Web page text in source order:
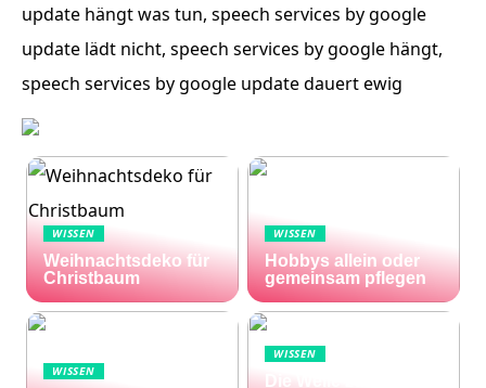
update hängt was tun, speech services by google
update lädt nicht, speech services by google hängt,
speech services by google update dauert ewig
WISSEN
Weihnachtsdeko für
Christbaum
WISSEN
Hobbys allein oder
gemeinsam pflegen
WISSEN
WISSEN
Die Welle zu Hause: